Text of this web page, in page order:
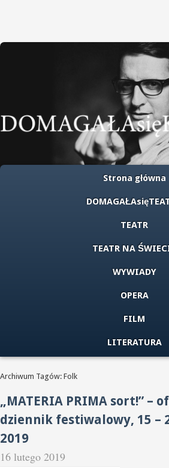
Strona główna
TEATR
TEATR NA
WYWIADY
OPERA
FILM
LITERATURA
Archiwum Tagów: Folk
„MATERIA PRIMA sort!” –
dziennik festiwalowy, 15 –
2019
16 lutego 2019